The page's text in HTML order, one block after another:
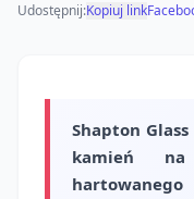
Udostępnij:Kopiuj link
Shapton
kamień
hartowanego